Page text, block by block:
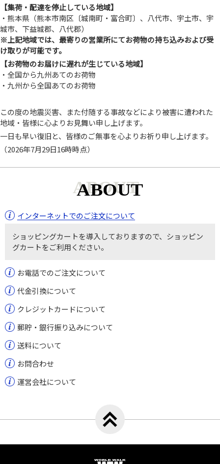
【集荷・配達を停止している地域】
・熊本県（熊本市南区〔城南町・富合町〕、八代市、宇土市、宇
城市、下益城郡、八代郡）
※上記地域では、最寄りの営業所にてお荷物の持ち込みおよび受
け取りが可能です。
【お荷物のお届けに遅れが生じている地域】
・全国から九州あてのお荷物
・九州から全国あてのお荷物
この度の地震災害、また付随する事故などにより被害に遭われた
地域・皆様に心よりお見舞い申し上げます。
一日も早い復旧と、皆様のご無事を心よりお祈り申し上げます。
（2026年7月29日16時時点）
ABOUT
インターネットでのご注文について
ショッピングカートを導入しておりますので、ショッピン
グカートをご利用ください。
お電話でのご注文について
代金引換について
クレジットカードについて
郵貯・銀行振り込みについて
送料について
お問合わせ
運営会社について